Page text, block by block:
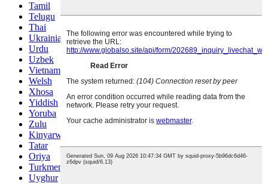
Tamil
Telugu
Thai
Ukrainian
Urdu
Uzbek
Vietnamese
Welsh
Xhosa
Yiddish
Yoruba
Zulu
Kinyarwanda
Tatar
Oriya
Turkmen
Uyghur